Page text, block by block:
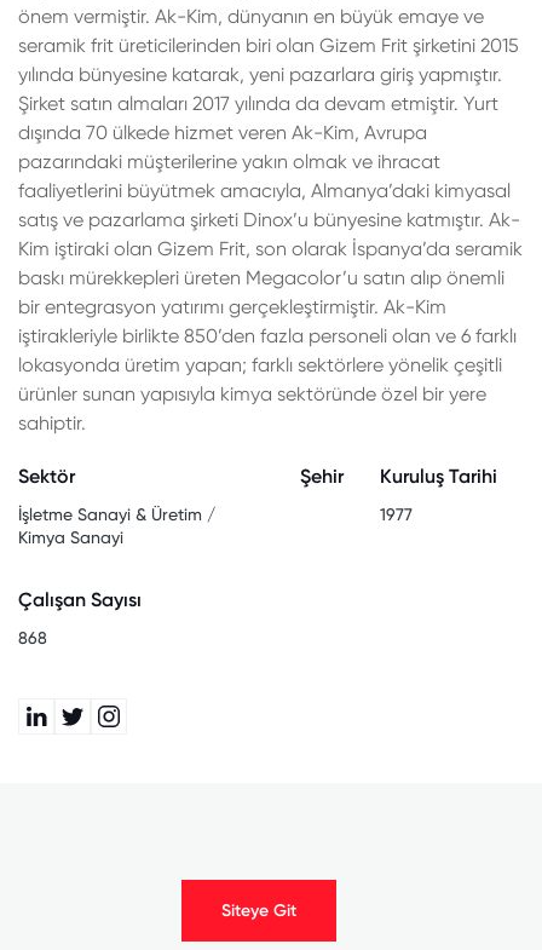
önem vermiştir. Ak-Kim, dünyanın en büyük emaye ve
seramik frit üreticilerinden biri olan Gizem Frit şirketini 2015
yılında bünyesine katarak, yeni pazarlara giriş yapmıştır.
Şirket satın almaları 2017 yılında da devam etmiştir. Yurt
dışında 70 ülkede hizmet veren Ak-Kim, Avrupa
pazarındaki müşterilerine yakın olmak ve ihracat
faaliyetlerini büyütmek amacıyla, Almanya’daki kimyasal
satış ve pazarlama şirketi Dinox’u bünyesine katmıştır. Ak-
Kim iştiraki olan Gizem Frit, son olarak İspanya’da seramik
baskı mürekkepleri üreten Megacolor’u satın alıp önemli
bir entegrasyon yatırımı gerçekleştirmiştir. Ak-Kim
iştirakleriyle birlikte 850’den fazla personeli olan ve 6 farklı
lokasyonda üretim yapan; farklı sektörlere yönelik çeşitli
ürünler sunan yapısıyla kimya sektöründe özel bir yere
sahiptir.
Sektör
İşletme Sanayi & Üretim /
Kimya Sanayi
Şehir Kuruluş Tarihi
1977
Çalışan Sayısı
868
Siteye Git